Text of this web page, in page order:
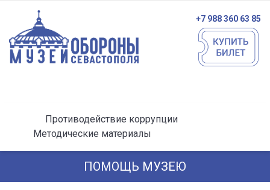
+7 988 360 63 85
Противодействие коррупции
Методические материалы
ПОМОЩЬ МУЗЕЮ